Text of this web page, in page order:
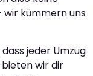
kümmern uns
jeder Umzug
bieten wir dir